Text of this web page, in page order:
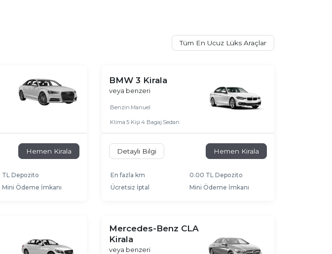
Tüm En Ucuz Lüks Araçlar
Hemen Kirala
TL Depozito
Mini Ödeme İmkanı
BMW 3 Kirala
veya benzeri
Benzin Manuel
Klima 5 Kişi 4 Bagaj Sedan
Detaylı Bilgi Hemen Kirala
En fazla km
0.00 TL Depozito
Ücretsiz İptal
Mini Ödeme İmkanı
Mercedes-Benz CLA
Kirala
veya benzeri